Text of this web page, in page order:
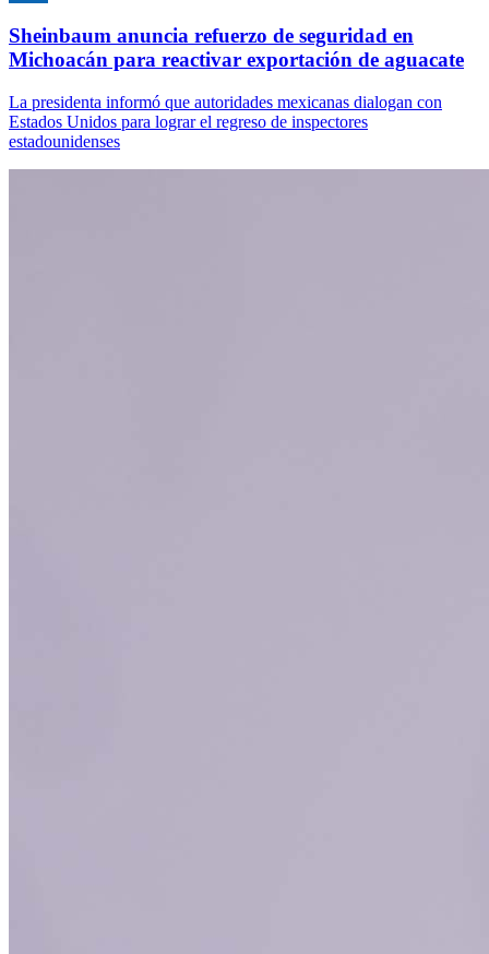
Sheinbaum anuncia refuerzo de seguridad en
Michoacán para reactivar exportación de aguacate
La presidenta informó que autoridades mexicanas dialogan con
Estados Unidos para lograr el regreso de inspectores
estadounidenses